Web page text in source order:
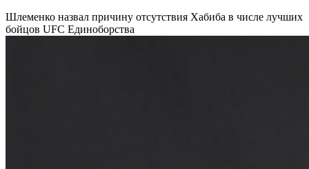
Шлеменко назвал причину отсутствия Хабиба в числе лучших
бойцов UFC Единоборства